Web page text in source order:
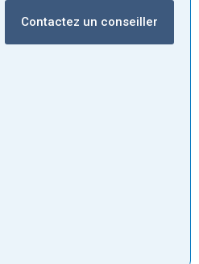
Contactez un conseiller